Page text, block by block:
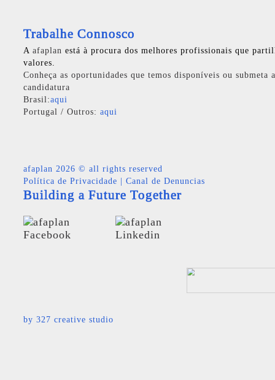
Trabalhe Connosco
A afaplan está à procura dos melhores profissionais que
valores.
Conheça as oportunidades que temos disponíveis ou submeta
candidatura
Brasil:aqui
Portugal / Outros: aqui
afaplan 2026 © all rights reserved
Política de Privacidade
Canal de Denuncias
Building a Future Together
by 327 creative studio